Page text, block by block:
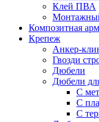
Клей ПВА
Композитная
Крепеж
Анкер-
Гвозди
Дюбели
Дюбели
С
С
С